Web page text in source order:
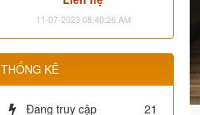
11-07-2023 08:40:26 AM
THỐNG KÊ
Đang truy cập
21